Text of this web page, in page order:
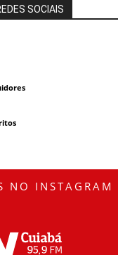
SOCIAIS
NO INSTAGRAM